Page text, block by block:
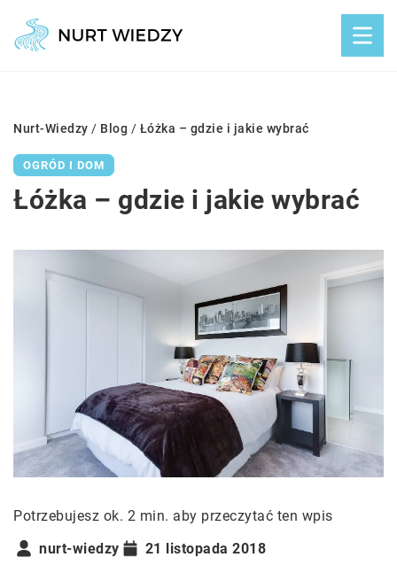
Nurt-Wiedzy / Blog / Łóżka – gdzie i jakie wybrać
OGRÓD I DOM
Łóżka – gdzie i jakie wybrać
Potrzebujesz ok. 2 min. aby przeczytać ten wpis
nurt-wiedzy
21 listopada 2018